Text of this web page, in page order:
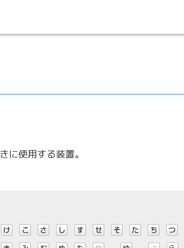
に使用する装置。